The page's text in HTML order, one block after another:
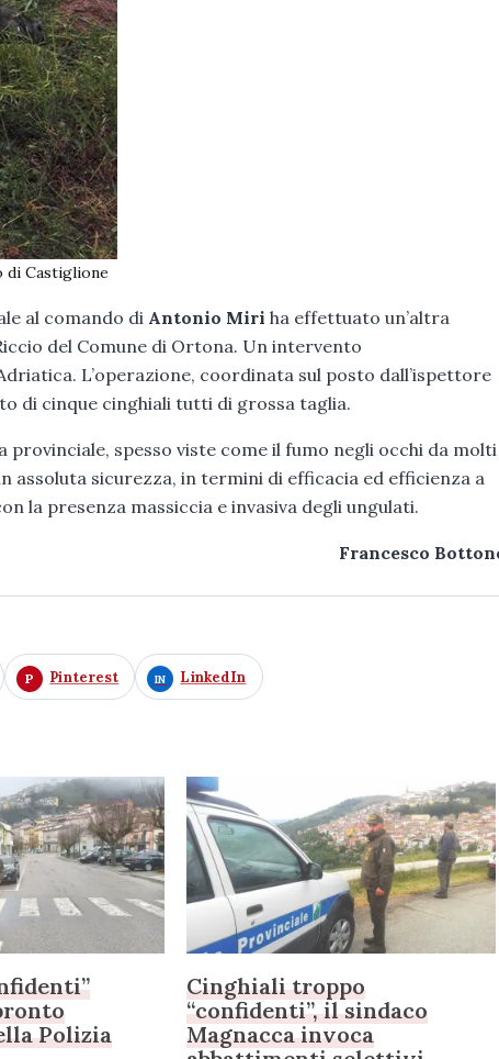
di Castiglione
al comando di Antonio Miri ha effettuato un’altra
del Comune di Ortona. Un intervento
L’operazione, coordinata sul posto dall’ispettore
di cinque cinghiali tutti di grossa taglia.
spesso viste come il fumo negli occhi da molti
assoluta sicurezza, in termini di efficacia ed efficienza a
la presenza massiccia e invasiva degli ungulati.
Francesco
Pinterest LinkedIn
Polizia
Cinghiali troppo
“confidenti”, il sindaco
Magnacca invoca